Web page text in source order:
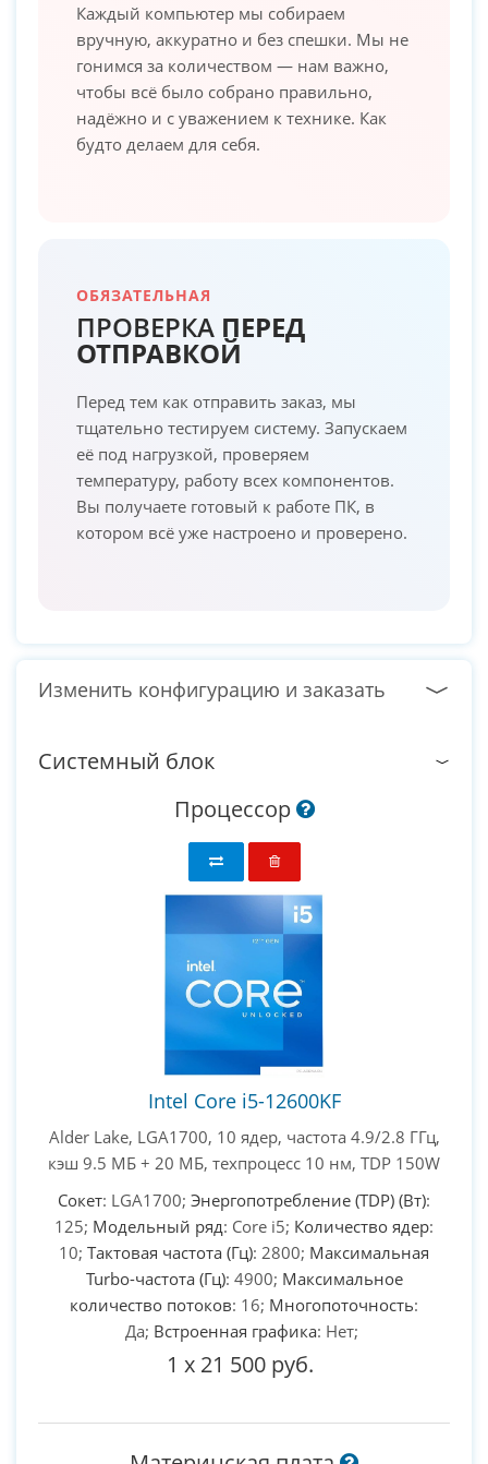
Каждый компьютер мы собираем
вручную, аккуратно и без спешки. Мы не
гонимся за количеством — нам важно,
чтобы всё было собрано правильно,
надёжно и с уважением к технике. Как
будто делаем для себя.
ОБЯЗАТЕЛЬНАЯ
ПРОВЕРКА ПЕРЕД
ОТПРАВКОЙ
Перед тем как отправить заказ, мы
тщательно тестируем систему. Запускаем
её под нагрузкой, проверяем
температуру, работу всех компонентов.
Вы получаете готовый к работе ПК, в
котором всё уже настроено и проверено.
Изменить конфигурацию и заказать
Системный блок
Процессор
Intel Core i5-12600KF
Alder Lake, LGA1700, 10 ядер, частота 4.9/2.8 ГГц,
кэш 9.5 МБ + 20 МБ, техпроцесс 10 нм, TDP 150W
Сокет: LGA1700; Энергопотребление (TDP) (Вт):
125; Модельный ряд: Core i5; Количество ядер:
10; Тактовая частота (Гц): 2800; Максимальная
Turbo-частота (Гц): 4900; Максимальное
количество потоков: 16; Многопоточность:
Да; Встроенная графика: Нет;
1 x 21 500 руб.